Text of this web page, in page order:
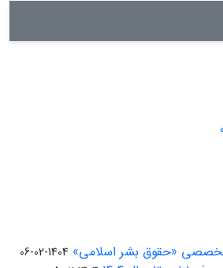
تخصصی «حقوق بشر اسلامی» 1404-02-06